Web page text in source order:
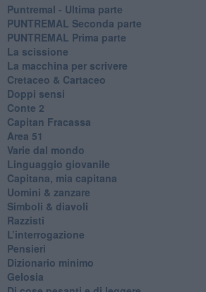
Puntremal - Ultima parte
PUNTREMAL Seconda parte
​PUNTREMAL Prima parte
La scissione
La macchina per scrivere
Cretaceo & Cartaceo
Doppi sensi
​Conte 2
​Capitan Fracassa
​Area 51
Varie dal mondo
​Linguaggio giovanile
​Capitana, mia capitana
Uomini & zanzare
​Simboli & diavoli
Razzisti
​L’interrogazione
Pensieri
​Dizionario minimo
Gelosia